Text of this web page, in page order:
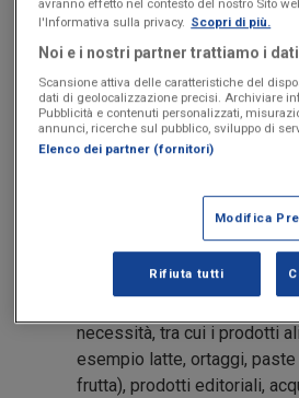
debito”).
un’aliquota(percentuale)
tipologia di bene o servizio
tipologia di bene o servizio.
Sono in particolare quattro le
necessità, tra cui i prodotti
esempio latte, ortaggi,
frutta), prodotti editoriali,
avranno effetto nel contesto del nostro Sito
l'Informativa sulla privacy. Scopri di più.
Noi e i nostri partner trattiamo i
Scansione attiva delle caratteristiche del
dati di geolocalizzazione precisi. Archiviare
Pubblicità e contenuti personalizzati,
annunci, ricerche sul pubblico, sviluppo di
Elenco dei partner (fornitori)
Modifica
Rifiuta tutti